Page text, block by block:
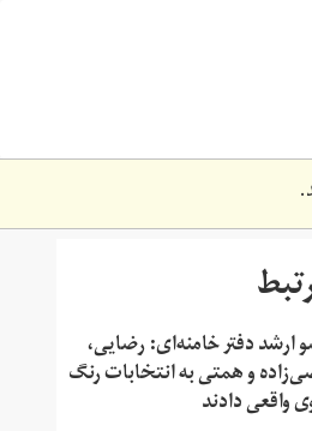
ارشد دفتر خامنه‌ای: رضایی،
و همتی به انتخابات رنگ
واقعی دادند